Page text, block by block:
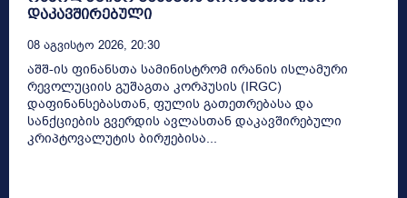
დაკავშირებული
08 Აგვისტო 2026, 20:30
აშშ-ის ფინანსთა სამინისტრომ ირანის ისლამური
რევოლუციის გუშაგთა კორპუსის (IRGC)
დაფინანსებასთან, ფულის გათეთრებასა და
სანქციების გვერდის ავლასთან დაკავშირებული
კრიპტოვალუტის ბირჟებისა...